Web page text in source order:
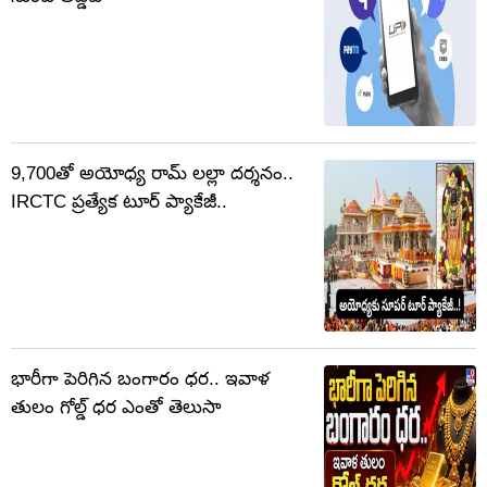
9,700తో అయోధ్య రామ్ లల్లా దర్శనం..
IRCTC ప్రత్యేక టూర్ ప్యాకేజీ..
భారీగా పెరిగిన బంగారం ధర.. ఇవాళ
తులం గోల్డ్‌ ధర ఎంతో తెలుసా